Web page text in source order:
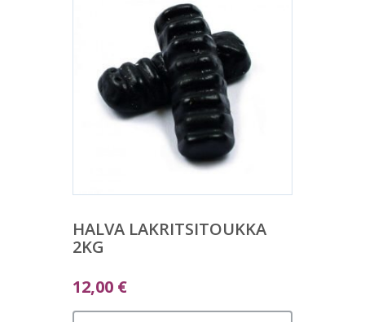
HALVA LAKRITSITOUKKA
2KG
12,00 €